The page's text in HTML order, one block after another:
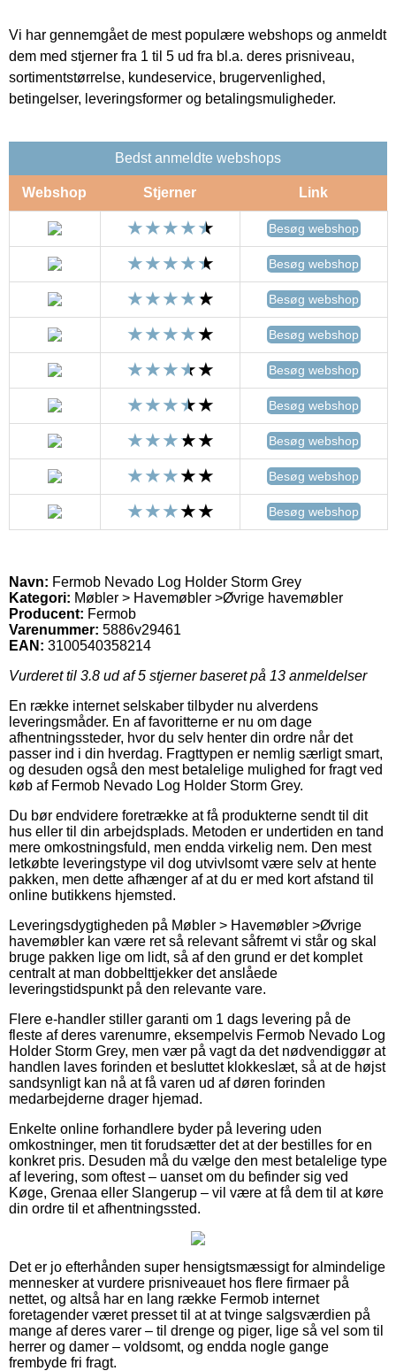
Vi har gennemgået de mest populære webshops og anmeldt
dem med stjerner fra 1 til 5 ud fra bl.a. deres prisniveau,
sortimentstørrelse, kundeservice, brugervenlighed,
betingelser, leveringsformer og betalingsmuligheder.
Bedst anmeldte webshops
Webshop Stjerner Link
Besøg webshop
Besøg webshop
Besøg webshop
Besøg webshop
Besøg webshop
Besøg webshop
Besøg webshop
Besøg webshop
Besøg webshop
Navn: Fermob Nevado Log Holder Storm Grey
Kategori: Møbler > Havemøbler >Øvrige havemøbler
Producent: Fermob
Varenummer: 5886v29461
EAN: 3100540358214
Vurderet til 3.8 ud af 5 stjerner baseret på 13 anmeldelser
En række internet selskaber tilbyder nu alverdens
leveringsmåder. En af favoritterne er nu om dage
afhentningssteder, hvor du selv henter din ordre når det
passer ind i din hverdag. Fragttypen er nemlig særligt smart,
og desuden også den mest betalelige mulighed for fragt ved
køb af Fermob Nevado Log Holder Storm Grey.
Du bør endvidere foretrække at få produkterne sendt til dit
hus eller til din arbejdsplads. Metoden er undertiden en tand
mere omkostningsfuld, men endda virkelig nem. Den mest
letkøbte leveringstype vil dog utvivlsomt være selv at hente
pakken, men dette afhænger af at du er med kort afstand til
online butikkens hjemsted.
Leveringsdygtigheden på Møbler > Havemøbler >Øvrige
havemøbler kan være ret så relevant såfremt vi står og skal
bruge pakken lige om lidt, så af den grund er det komplet
centralt at man dobbelttjekker det anslåede
leveringstidspunkt på den relevante vare.
Flere e-handler stiller garanti om 1 dags levering på de
fleste af deres varenumre, eksempelvis Fermob Nevado Log
Holder Storm Grey, men vær på vagt da det nødvendiggør at
handlen laves forinden et besluttet klokkeslæt, så at de højst
sandsynligt kan nå at få varen ud af døren forinden
medarbejderne drager hjemad.
Enkelte online forhandlere byder på levering uden
omkostninger, men tit forudsætter det at der bestilles for en
konkret pris. Desuden må du vælge den mest betalelige type
af levering, som oftest – uanset om du befinder sig ved
Køge, Grenaa eller Slangerup – vil være at få dem til at køre
din ordre til et afhentningssted.
Det er jo efterhånden super hensigtsmæssigt for almindelige
mennesker at vurdere prisniveauet hos flere firmaer på
nettet, og altså har en lang række Fermob internet
foretagender været presset til at at tvinge salgsværdien på
mange af deres varer – til drenge og piger, lige så vel som til
herrer og damer – voldsomt, og endda nogle gange
frembyde fri fragt.